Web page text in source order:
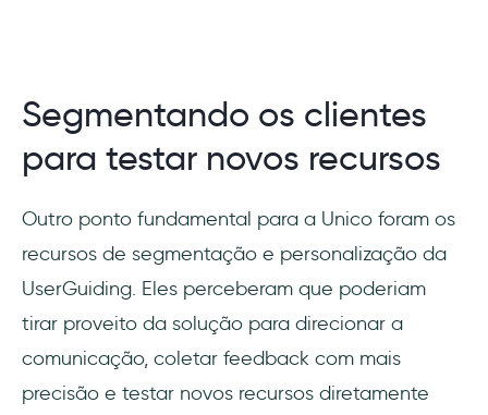
Segmentando os clientes
para testar novos recursos
Outro ponto fundamental para a Unico foram os
recursos de segmentação e personalização da
UserGuiding. Eles perceberam que poderiam
tirar proveito da solução para direcionar a
comunicação, coletar feedback com mais
precisão e testar novos recursos diretamente